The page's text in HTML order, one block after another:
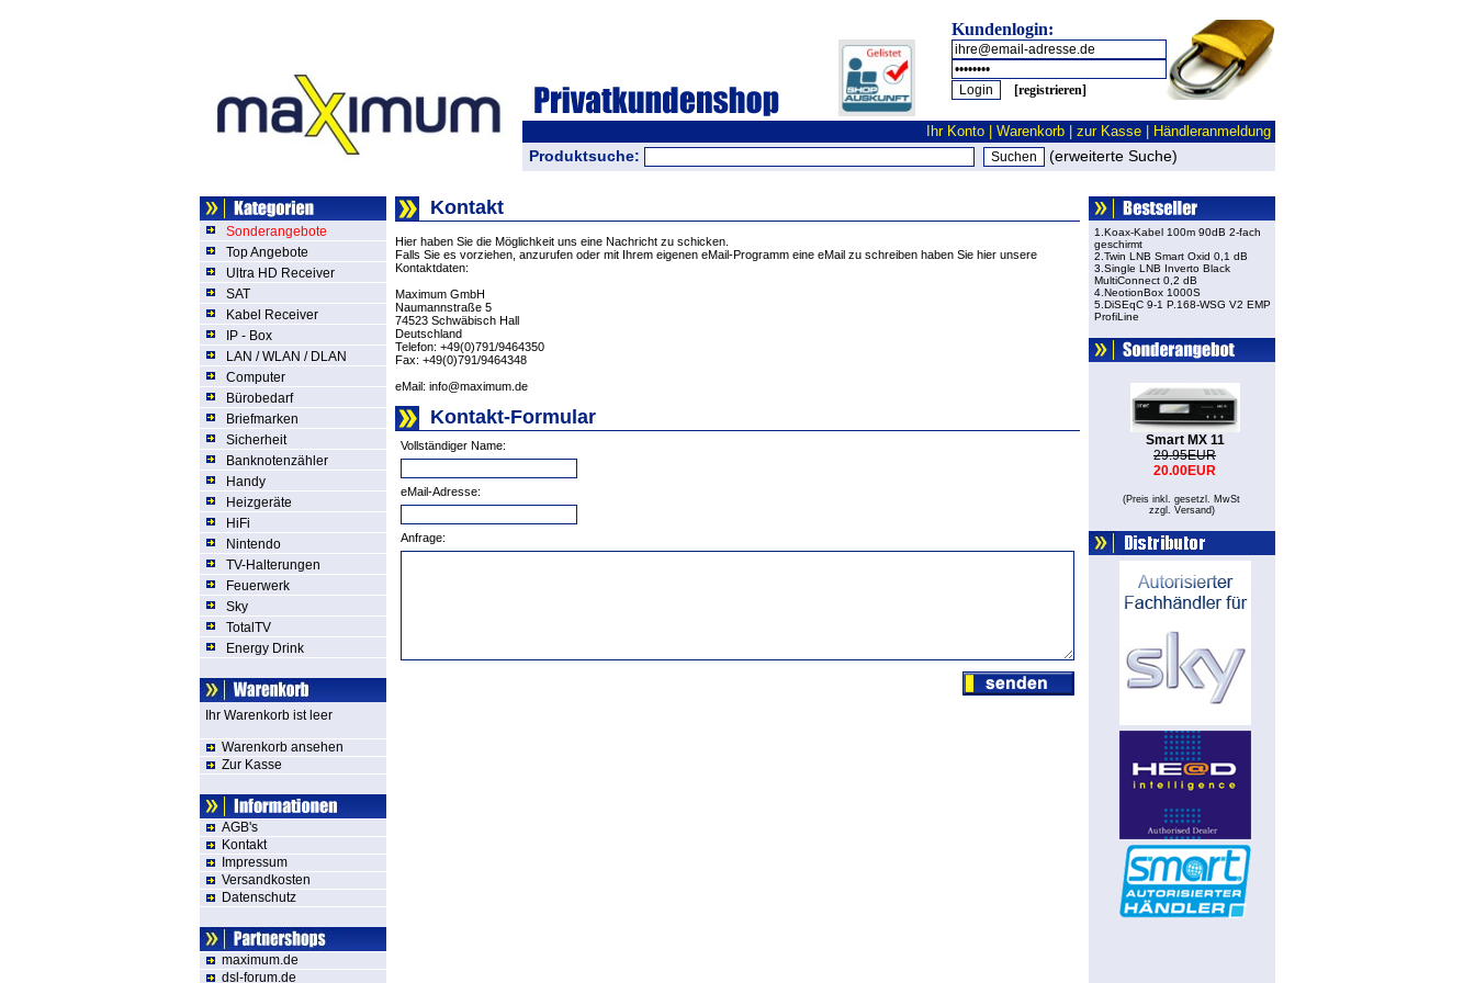
Kundenlogin:
[registrieren]
Ihr Konto Warenkorb zur Kasse Händleranmeldung
Produktsuche: (erweiterte Suche)
Sonderangebote
Top Angebote
Ultra HD Receiver
SAT
Kabel Receiver
IP - Box
LAN / WLAN / DLAN
Computer
Bürobedarf
Briefmarken
Sicherheit
Banknotenzähler
Handy
Heizgeräte
HiFi
Nintendo
TV-Halterungen
Feuerwerk
Sky
TotalTV
Energy Drink
Ihr Warenkorb ist leer
Warenkorb ansehen
Zur Kasse
AGB's
Kontakt
Impressum
Versandkosten
Datenschutz
maximum.de
dsl-forum.de
Kontakt
Hier haben Sie die Möglichkeit uns eine Nachricht zu schicken.
Falls Sie es vorziehen, anzurufen oder mit Ihrem eigenen eMail-Programm eine eMail zu schreiben haben Sie hier unsere
Kontaktdaten:
Maximum GmbH
Naumannstraße 5
74523 Schwäbisch Hall
Deutschland
Telefon: +49(0)791/9464350
Fax: +49(0)791/9464348
eMail: info@maximum.de
Kontakt-Formular
Vollständiger Name:
eMail-Adresse:
Anfrage:
1.Koax-Kabel 100m 90dB 2-fach
geschirmt
2.Twin LNB Smart Oxid 0,1 dB
3.Single LNB Inverto Black
MultiConnect 0,2 dB
4.NeotionBox 1000S
5.DiSEqC 9-1 P.168-WSG V2 EMP
ProfiLine
Smart MX 11
29.95EUR
20.00EUR
(Preis inkl. gesetzl. MwSt
zzgl. Versand)